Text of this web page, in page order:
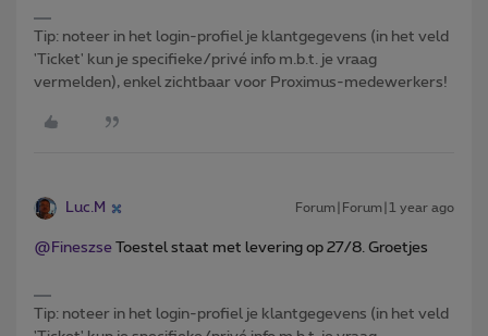
Tip: noteer in het login-profiel je klantgegevens (in het veld
'Ticket' kun je specifieke/privé info m.b.t. je vraag
vermelden), enkel zichtbaar voor Proximus-medewerkers!
Luc.M Forum|Forum|1 year ago
@Fineszse Toestel staat met levering op 27/8. Groetjes
Tip: noteer in het login-profiel je klantgegevens (in het veld